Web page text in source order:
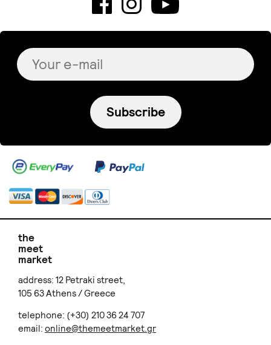
Subscribe
the
meet
market
address: 12 Petraki street,
105 63 Athens / Greece
telephone: (+30) 210 36 24 707
email: online@themeetmarket.gr